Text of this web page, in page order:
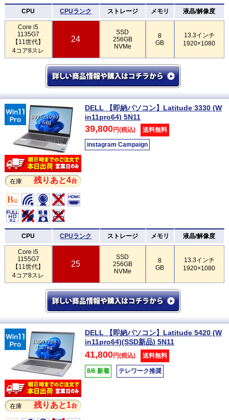
CPU CPUランク ストレージ メモリ 液晶/解像度
Core i5
1135G7
【11世代】
4コア8スレ
24
SSD
256GB
NVMe
8
GB
13.3インチ
1920×1080
1920×1080
1.5kg
在庫 残りあと4台
DELL 【即納パソコン】Latitude 3330 (W
in11pro64) 5N11
39,800円(税込) 送料無料
instagram Campaign
CPU CPUランク ストレージ メモリ 液晶/解像度
Core i5
1155G7
【11世代】
4コア8スレ
25
SSD
256GB
NVMe
8
GB
13.3インチ
1920×1080
1366×768
1.37kg
在庫 残りあと1台
DELL 【即納パソコン】Latitude 5420 (W
in11pro64)(SSD新品) 5N11
41,800円(税込) 送料無料
8/6 新着 テレワーク推奨